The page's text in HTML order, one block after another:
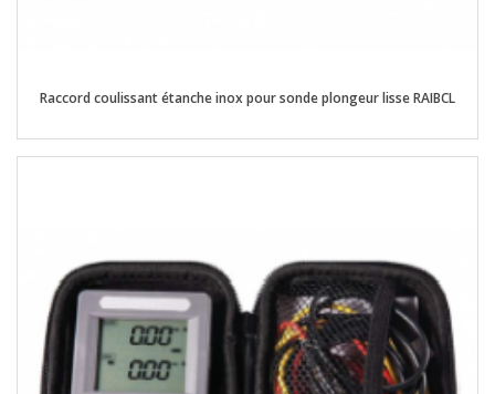
Raccord coulissant étanche inox pour sonde plongeur lisse RAIBCL